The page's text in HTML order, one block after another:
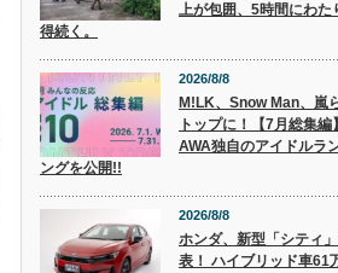
上が包囲、5時間にわた
得続く。
2026/8/8
M!LK、Snow Man、嵐
トップに！【7月総集編】
AWA独自のアイドルラ
ングを公開!!
2026/8/8
ホンダ、新型「シティ
表！ ハイブリッド車61